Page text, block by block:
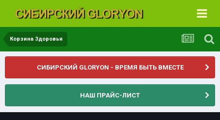
Корзина Здоровья
СИБИРСКИЙ GLORYON - ВРЕМЯ БЫТЬ ВМЕСТЕ
НАШ ПРАЙС-ЛИСТ